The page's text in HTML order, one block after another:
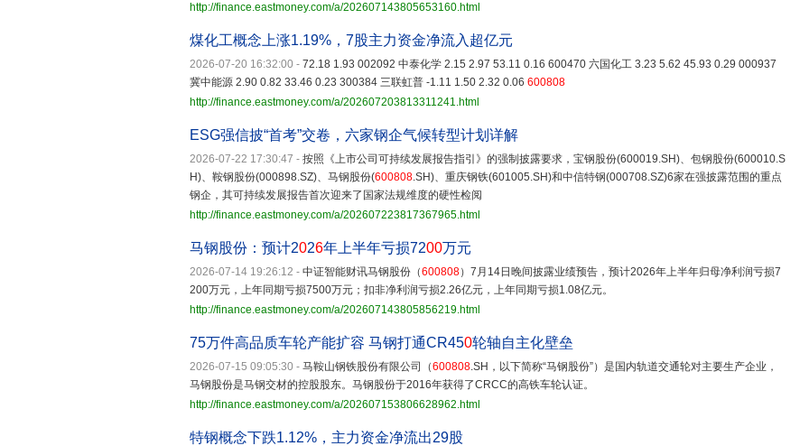
http://finance.eastmoney.com/a/202607143805653160.html
煤化工概念上涨1.19%，7股主力资金净流入超亿元
2026-07-20 16:32:00 - 72.18 1.93 002092 中泰化学 2.15 2.97 53.11 0.16 600470 六国化工 3.23 5.62 45.93 0.29 000937
冀中能源 2.90 0.82 33.46 0.23 300384 三联虹普 -1.11 1.50 2.32 0.06 600808
http://finance.eastmoney.com/a/202607203813311241.html
ESG强信披“首考”交卷，六家钢企气候转型计划详解
2026-07-22 17:30:47 - 按照《上市公司可持续发展报告指引》的强制披露要求，宝钢股份(600019.SH)、包钢股份(600010.S
H)、鞍钢股份(000898.SZ)、马钢股份(600808.SH)、重庆钢铁(601005.SH)和中信特钢(000708.SZ)6家在强披露范围的重点
钢企，其可持续发展报告首次迎来了国家法规维度的硬性检阅
http://finance.eastmoney.com/a/202607223817367965.html
马钢股份：预计2026年上半年亏损7200万元
2026-07-14 19:26:12 - 中证智能财讯马钢股份（600808）7月14日晚间披露业绩预告，预计2026年上半年归母净利润亏损7
200万元，上年同期亏损7500万元；扣非净利润亏损2.26亿元，上年同期亏损1.08亿元。
http://finance.eastmoney.com/a/202607143805856219.html
75万件高品质车轮产能扩容 马钢打通CR450轮轴自主化壁垒
2026-07-15 09:05:30 - 马鞍山钢铁股份有限公司（600808.SH，以下简称“马钢股份”）是国内轨道交通轮对主要生产企业，
马钢股份是马钢交材的控股股东。马钢股份于2016年获得了CRCC的高铁车轮认证。
http://finance.eastmoney.com/a/202607153806628962.html
特钢概念下跌1.12%，主力资金净流出29股